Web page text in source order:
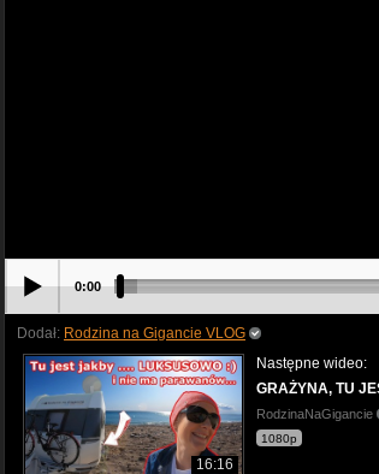
0:00
Dodał: Rodzina na Gigancie VLOG
16:16
Następne wideo:
GRAŻYNA, TU
RodzinaNaGigancie
1080p